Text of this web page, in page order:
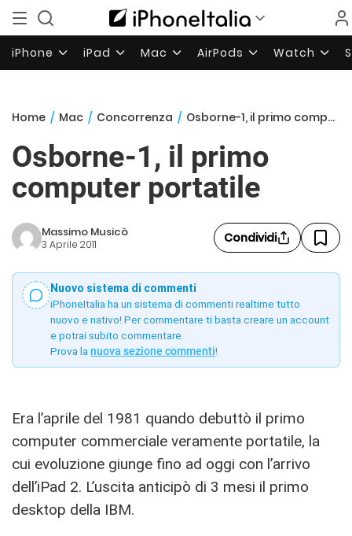
iPhone iPad Mac AirPods Watch
Home / Mac / Concorrenza / Osborne-1, il primo computer portatile
Osborne-1, il primo
computer portatile
Massimo Musicò
3 Aprile 2011 Condividi
Nuovo sistema di commenti
iPhoneItalia ha un sistema di commenti realtime tutto
nuovo e nativo! Per commentare ti basta creare un account
e potrai subito commentare.
Prova la nuova sezione commenti!
Era l’aprile del 1981 quando debuttò il primo
computer commerciale veramente portatile, la
cui evoluzione giunge fino ad oggi con l’arrivo
dell’iPad 2. L’uscita anticipò di 3 mesi il primo
desktop della IBM.